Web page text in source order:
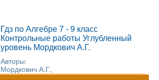
Гдз по Алгебре 7 - 9 класс
Контрольные работы Углубленный
уровень Мордкович А.Г.
Авторы:
Мордкович А.Г.,